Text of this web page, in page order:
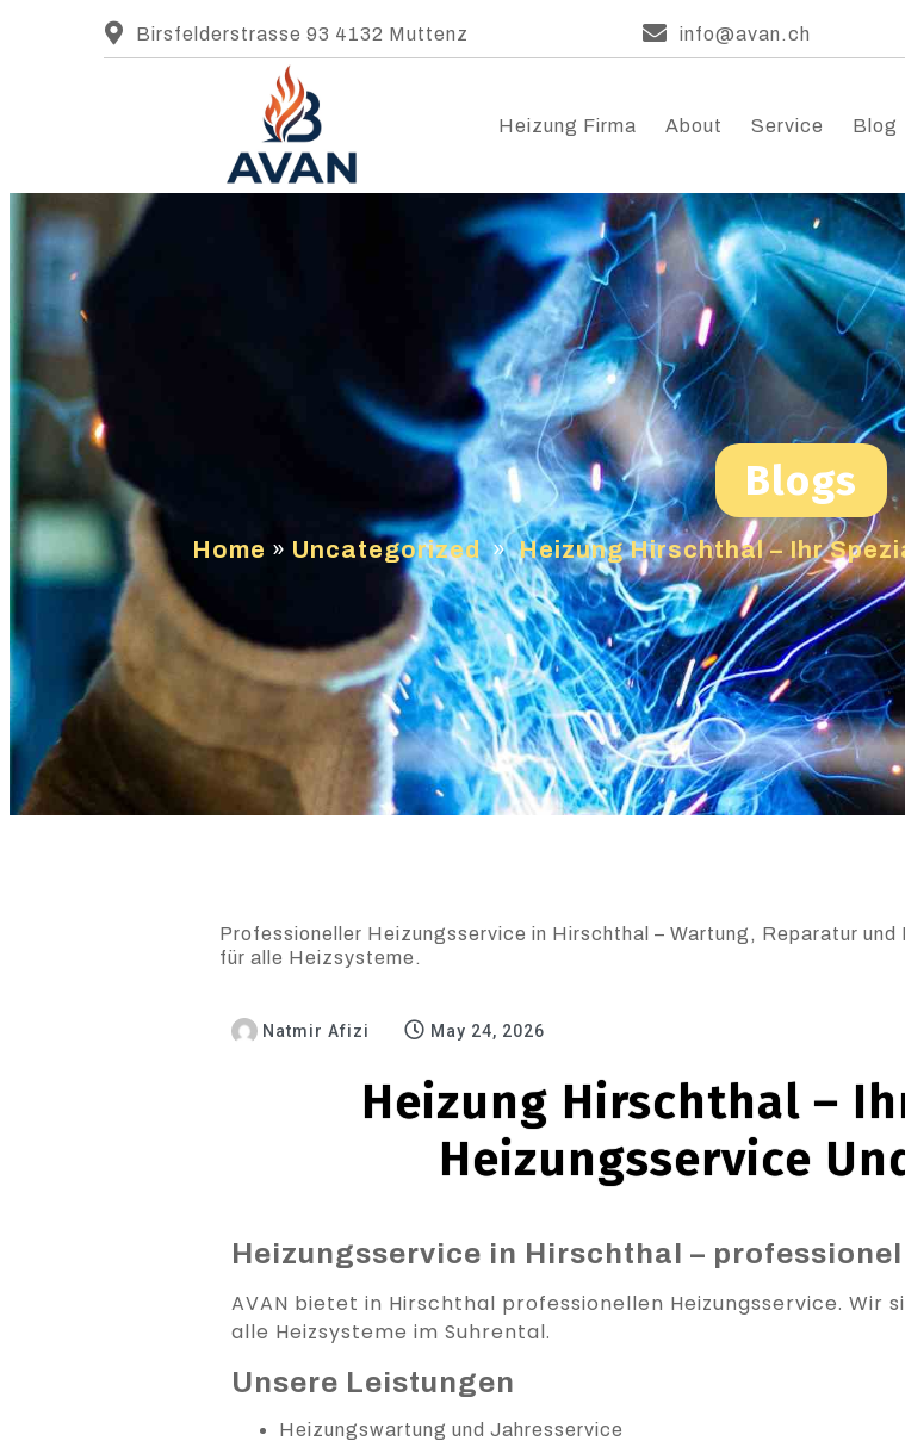
Birsfelderstrasse 93 4132 Muttenz info@avan.ch
Heizung Firma About Service Blog
Blogs
Home » Uncategorized » Heizung Hirschthal – Ihr
Professioneller Heizungsservice in Hirschthal – Wartung, Reparatur
für alle Heizsysteme.
Natmir Afizi May 24, 2026
Heizung Hirschthal –
Heizungsservice
Heizungsservice in Hirschthal –
AVAN bietet in Hirschthal professionellen Heizungsservice.
alle Heizsysteme im Suhrental.
Unsere Leistungen
Heizungswartung und Jahresservice